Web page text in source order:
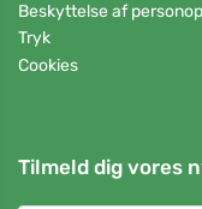
Beskyttelse af
Tryk
Cookies
Tilmeld dig vores